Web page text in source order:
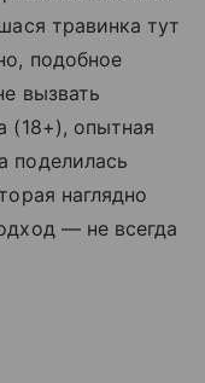
травинка тут
подобное
вызвать
(18+), опытная
поделилась
наглядно
— не всегда